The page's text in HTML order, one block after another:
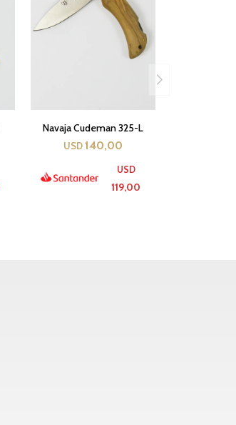
Navaja Cudeman 325-L
USD 140,00
USD
119,00